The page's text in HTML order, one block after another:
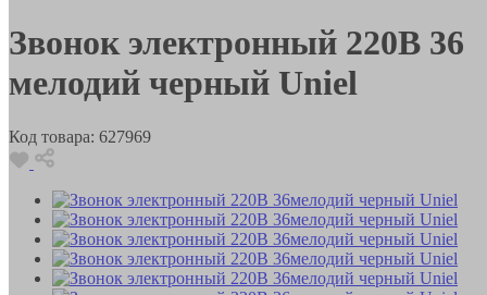
Звонок электронный 220В 36
мелодий черный Uniel
Код товара: 627969